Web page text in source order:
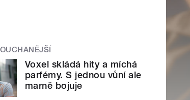
Voxel skládá hity a míchá
parfémy. S jednou vůní ale
marně bojuje